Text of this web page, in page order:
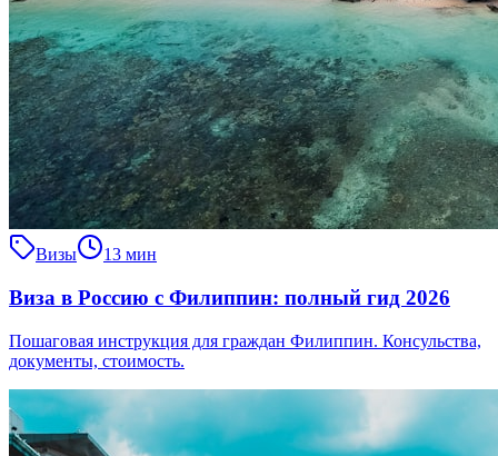
Визы 13 мин
Виза в Россию с Филиппин: полный гид 2026
Пошаговая инструкция для граждан Филиппин. Консульства,
документы, стоимость.